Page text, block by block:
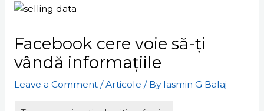
Facebook cere voie să-ți
vândă informațiile
Leave a Comment /Articole / By Iasmin G Balaj